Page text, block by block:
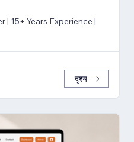
| 15+ Years Experience |
दृश्य